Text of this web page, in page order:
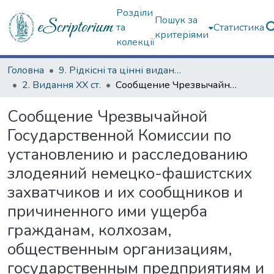
Розділи
та
колекції
Пошук за
критеріями
Статистика
Головна
9. Рідкісні та цінні видання
2. Видання ХХ ст.
Сообщение Чрезвычайной Государственной Комиссии по установлению и расследованию злодеяний немецко-фашистских захватчиков и их сообщников и причиненного ими ущерба гражданам, колхозам, общественным организациям, государственным предприятиям и учреждениям СССР. О разрушении гор. Смоленска и злодеяниях, совершенных немецко-фашистскими захватчиками над советскими гражданами
Сообщение Чрезвычайной
Государственной Комиссии по
установлению и расследованию
злодеяний немецко-фашистских
захватчиков и их сообщников и
причиненного ими ущерба
гражданам, колхозам,
общественным организациям,
государственным предприятиям и